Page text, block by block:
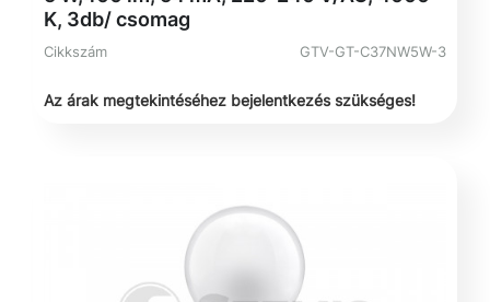
K, 3db/ csomag
Cikkszám GTV-GT-C37NW5W-3
Az árak megtekintéséhez bejelentkezés szükséges!